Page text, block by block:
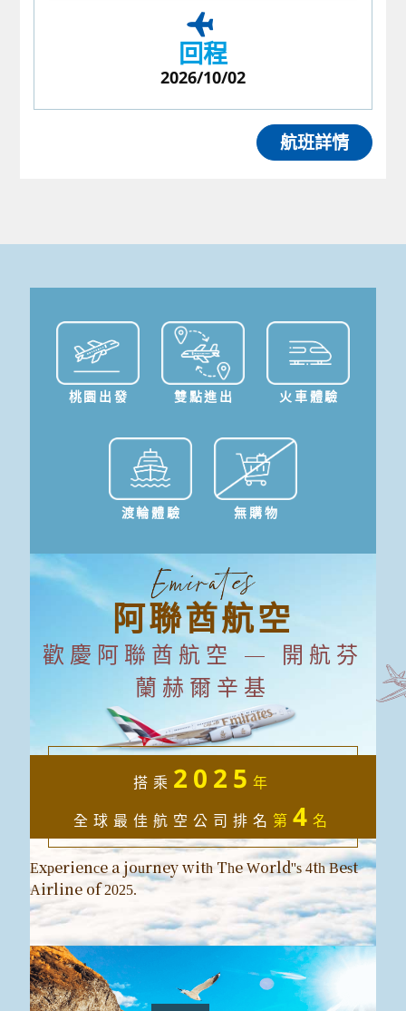
回程
2026/10/02
航班詳情
桃園出發 雙點進出 火車體驗
渡輪體驗 無購物
阿聯酋航空
歡慶阿聯酋航空 — 開航芬
蘭赫爾辛基
搭乘 2025 年
全球最佳航空公司排名 第 4 名
Experience a journey with The World''s 4th Best
Airline of 2025.